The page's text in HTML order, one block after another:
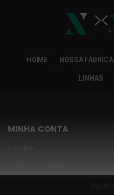
HOME NOSSA FÁBRICA
LINHAS
MINHA CONTA